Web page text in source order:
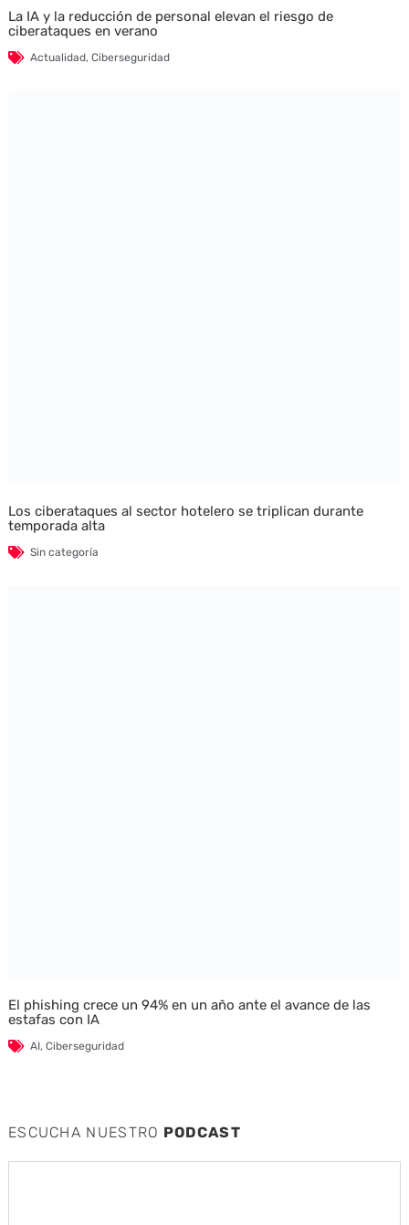
La IA y la reducción de personal elevan el riesgo de
ciberataques en verano
Actualidad, Ciberseguridad
Los ciberataques al sector hotelero se triplican durante
temporada alta
Sin categoría
El phishing crece un 94% en un año ante el avance de las
estafas con IA
AI, Ciberseguridad
ESCUCHA NUESTRO PODCAST